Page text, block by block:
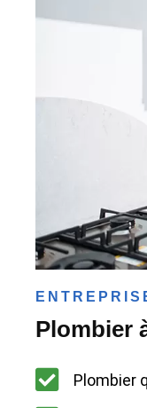
Plombier
Plombier